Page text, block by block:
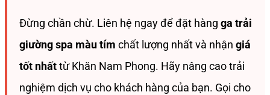
Đừng chần chừ. Liên hệ ngay để đặt hàng ga trải
giường spa màu tím chất lượng nhất và nhận giá
tốt nhấttừ Khăn Nam Phong. Hãy nâng cao trải
nghiệm dịch vụ cho khách hàng của bạn. Gọi cho